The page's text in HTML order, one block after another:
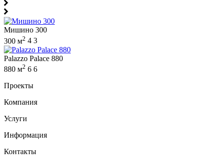
Мишино 300
300 м2 4 3
Palazzo Palace 880
880 м2 6 6
Проекты
Компания
Услуги
Информация
Контакты